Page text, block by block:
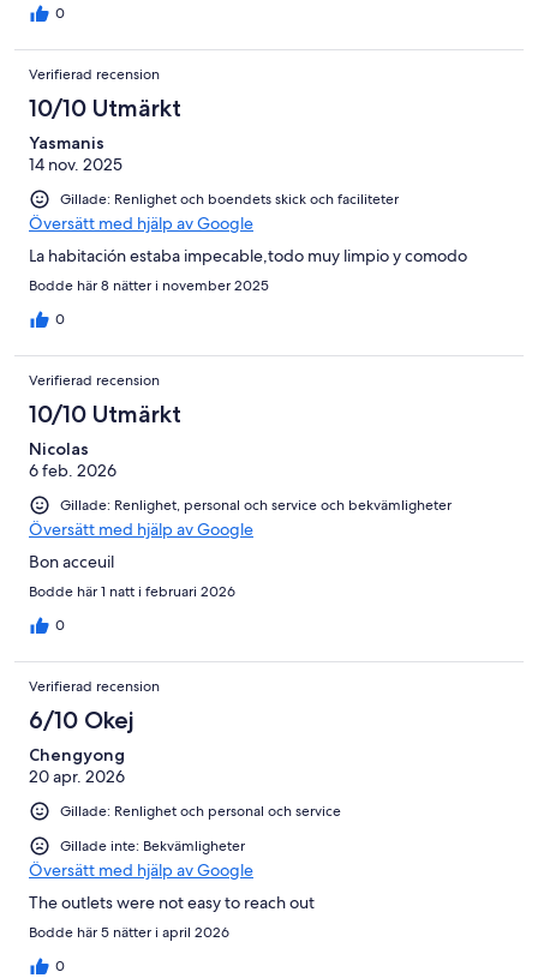
0
Verifierad recension
10/10 Utmärkt
Yasmanis
14 nov. 2025
Gillade: Renlighet och boendets skick och faciliteter
Översätt med hjälp av Google
La habitación estaba impecable,todo muy limpio y comodo
Bodde här 8 nätter i november 2025
0
Verifierad recension
10/10 Utmärkt
Nicolas
6 feb. 2026
Gillade: Renlighet, personal och service och bekvämligheter
Översätt med hjälp av Google
Bon acceuil
Bodde här 1 natt i februari 2026
0
Verifierad recension
6/10 Okej
Chengyong
20 apr. 2026
Gillade: Renlighet och personal och service
Gillade inte: Bekvämligheter
Översätt med hjälp av Google
The outlets were not easy to reach out
Bodde här 5 nätter i april 2026
0